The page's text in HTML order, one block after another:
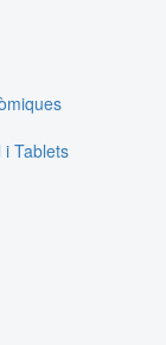
i Tablets